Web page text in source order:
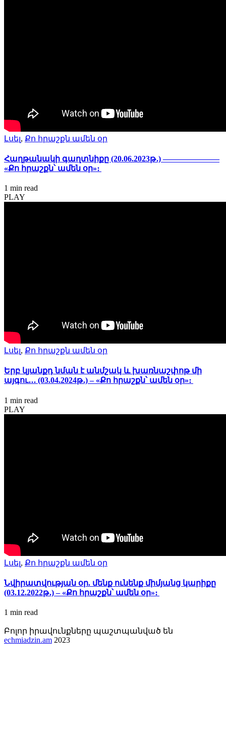
Լսել, Քո հրաշքն ամեն օր
Հաղթանակի գաղտնիքը (20.06.2023թ․) ———————
«Քո հրաշքն՝ ամեն օր»։
1 min read
PLAY
Լսել, Քո հրաշքն ամեն օր
Երբ կյանքդ նման է անմշակ և խառնաշփոթ մի
այգու․․․ (03.04.2024թ․) – «Քո հրաշքն՝ ամեն օր»։
1 min read
PLAY
Լսել, Քո հրաշքն ամեն օր
Նվիրատվության օր. մենք ունենք միմյանց կարիքը
(03.12.2022թ․) – «Քո հրաշքն՝ ամեն օր»։
1 min read
Բոլոր իրավունքները պաշտպանված են
echmiadzin.am 2023